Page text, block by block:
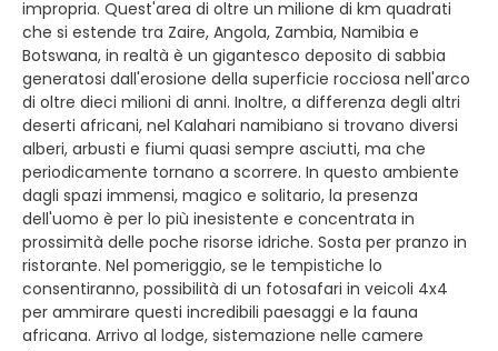
impropria. Quest'area di oltre un milione di km quadrati
che si estende tra Zaire, Angola, Zambia, Namibia e
Botswana, in realtà è un gigantesco deposito di sabbia
generatosi dall'erosione della superficie rocciosa nell'arco
di oltre dieci milioni di anni. Inoltre, a differenza degli altri
deserti africani, nel Kalahari namibiano si trovano diversi
alberi, arbusti e fiumi quasi sempre asciutti, ma che
periodicamente tornano a scorrere. In questo ambiente
dagli spazi immensi, magico e solitario, la presenza
dell'uomo è per lo più inesistente e concentrata in
prossimità delle poche risorse idriche. Sosta per pranzo in
ristorante. Nel pomeriggio, se le tempistiche lo
consentiranno, possibilità di un fotosafari in veicoli 4x4
per ammirare questi incredibili paesaggi e la fauna
africana. Arrivo al lodge, sistemazione nelle camere